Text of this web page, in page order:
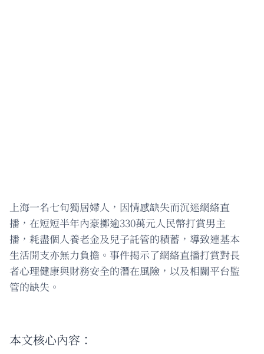
上海一名七旬獨居婦人，因情感缺失而沉迷網絡直
播，在短短半年內豪擲逾330萬元人民幣打賞男主
播，耗盡個人養老金及兒子託管的積蓄，導致連基本
生活開支亦無力負擔。事件揭示了網絡直播打賞對長
者心理健康與財務安全的潛在風險，以及相關平台監
管的缺失。
本文核心內容：